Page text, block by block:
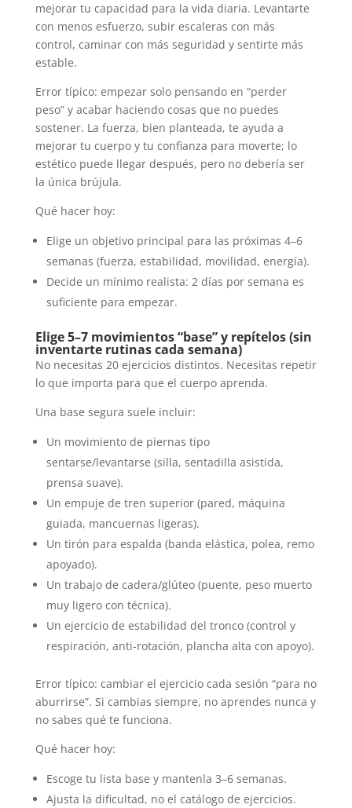
mejorar tu capacidad para la vida diaria. Levantarte
con menos esfuerzo, subir escaleras con más
control, caminar con más seguridad y sentirte más
estable.
Error típico: empezar solo pensando en “perder
peso” y acabar haciendo cosas que no puedes
sostener. La fuerza, bien planteada, te ayuda a
mejorar tu cuerpo y tu confianza para moverte; lo
estético puede llegar después, pero no debería ser
la única brújula.
Qué hacer hoy:
Elige un objetivo principal para las próximas 4–6
semanas (fuerza, estabilidad, movilidad, energía).
Decide un mínimo realista: 2 días por semana es
suficiente para empezar.
Elige 5–7 movimientos “base” y repítelos (sin
inventarte rutinas cada semana)
No necesitas 20 ejercicios distintos. Necesitas repetir
lo que importa para que el cuerpo aprenda.
Una base segura suele incluir:
Un movimiento de piernas tipo
sentarse/levantarse (silla, sentadilla asistida,
prensa suave).
Un empuje de tren superior (pared, máquina
guiada, mancuernas ligeras).
Un tirón para espalda (banda elástica, polea, remo
apoyado).
Un trabajo de cadera/glúteo (puente, peso muerto
muy ligero con técnica).
Un ejercicio de estabilidad del tronco (control y
respiración, anti-rotación, plancha alta con apoyo).
Error típico: cambiar el ejercicio cada sesión “para no
aburrirse”. Si cambias siempre, no aprendes nunca y
no sabes qué te funciona.
Qué hacer hoy:
Escoge tu lista base y mantenla 3–6 semanas.
Ajusta la dificultad, no el catálogo de ejercicios.